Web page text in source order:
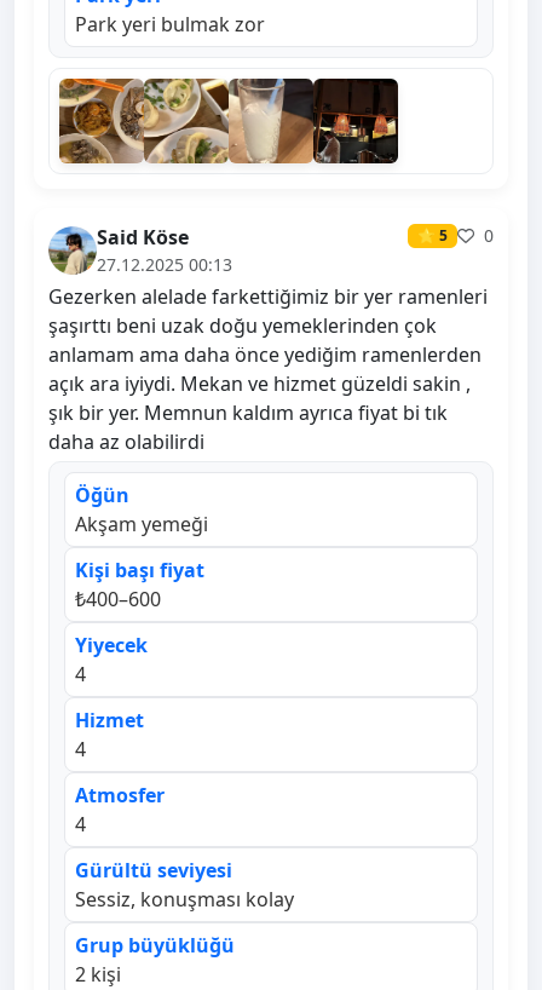
Park yeri bulmak zor
Said Köse ⭐ 5
0
27.12.2025 00:13
Gezerken alelade farkettiğimiz bir yer ramenleri
şaşırttı beni uzak doğu yemeklerinden çok
anlamam ama daha önce yediğim ramenlerden
açık ara iyiydi. Mekan ve hizmet güzeldi sakin ,
şık bir yer. Memnun kaldım ayrıca fiyat bi tık
daha az olabilirdi
Öğün
Akşam yemeği
Kişi başı fiyat
₺400–600
Yiyecek
4
Hizmet
4
Atmosfer
4
Gürültü seviyesi
Sessiz, konuşması kolay
Grup büyüklüğü
2 kişi